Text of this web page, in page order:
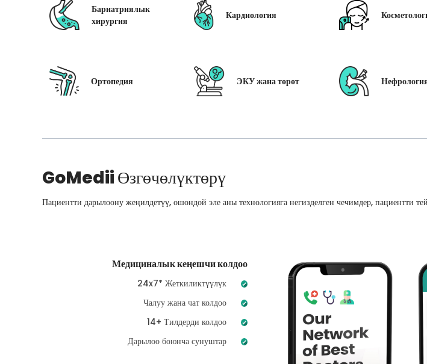
Бариатриялык
хирургия
Кардиология
Ортопедия ЭКУ жана төрөт
GoMediiӨзгөчөлүктөрү
Пациентти дарылоону жеңилдетүү, ошондой эле аны технологияга негизделген чечимдер,
Медициналык кеңешчи колдоо
24x7* Жеткиликтүүлүк
Чалуу жана чат колдоо
14+ Тилдерди колдоо
Дарылоо боюнча сунуштар